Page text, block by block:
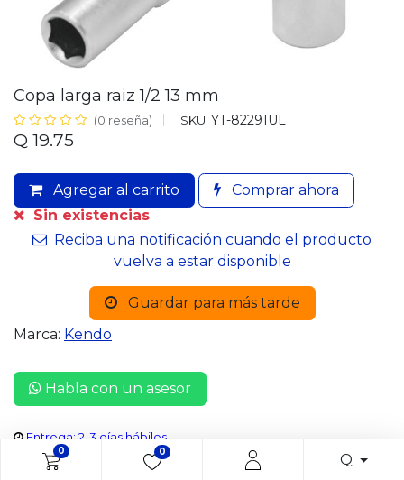
0 0 Q
Copa larga raiz 1/2 13 mm
(0 reseña) SKU: YT-82291UL
Q 19.75
Agregar al carrito
Comprar ahora
Sin existencias
Reciba una notificación cuando el producto
vuelva a estar disponible
Guardar para más tarde
Marca: Kendo
Habla con un asesor
Entrega: 2-3 días hábiles